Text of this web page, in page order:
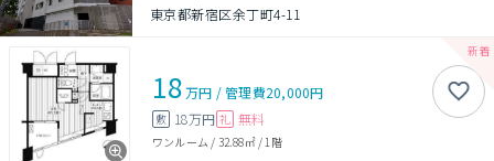
東京都新宿区余丁町4-11
18万円 /管理費20,000円
敷 18万円 礼 無料
ワンルーム / 32.88㎡/ 1階